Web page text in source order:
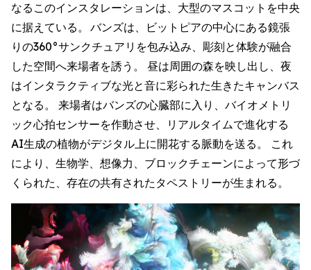
なるこのインスタレーションは、大型のマスコットを中央
に据えている。 バンズは、ビットピアの中心にある鏡張
りの360°サンクチュアリを包み込み、彫刻と体験が融合
した空間へ来場者を誘う。 昼は周囲の森を映し出し、夜
はインタラクティブな光と音に彩られた生きたキャンバス
となる。 来場者はバンズの心臓部に入り、バイオメトリ
ック心拍センサーを作動させ、リアルタイムで進化する
AI生成の植物がデジタル上に開花する脈動を送る。 これ
により、生物学、想像力、ブロックチェーンによって形づ
くられた、存在の共有されたタペストリーが生まれる。